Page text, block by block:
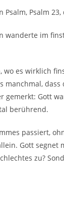
Psalm
im
es wirklich
gemerkt: Gott
berührend.
passiert,
Gott segnet
zu?